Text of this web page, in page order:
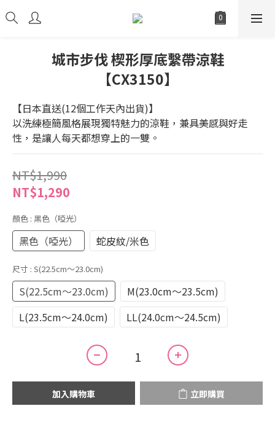
城市步伐 楔形厚底繫帶涼鞋
【CX3150】
【日本直送(12個工作天內出貨)】
以洗練極簡風格展現獨特魅力的涼鞋，兼具美感與好走
性，是讓人每天都想穿上的一雙。
NT$1,990
NT$1,290
顏色 : 黑色（啞光）
黑色（啞光） 蛇皮紋/米色
尺寸 : S(22.5cm～23.0cm)
S(22.5cm～23.0cm)
M(23.0cm～23.5cm)
L(23.5cm～24.0cm)
LL(24.0cm～24.5cm)
加入購物車 立即購買